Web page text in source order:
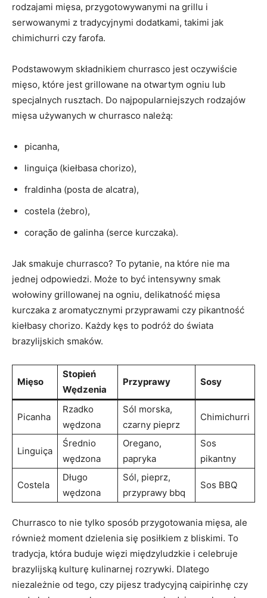
rodzajami mięsa, przygotowywanymi na grillu i‍
serwowanymi‌ z tradycyjnymi dodatkami, takimi jak
chimichurri⁢ czy farofa.
Podstawowym składnikiem churrasco jest oczywiście
mięso, które jest grillowane na otwartym ogniu lub
⁣specjalnych rusztach. Do najpopularniejszych rodzajów
mięsa używanych w churrasco należą:
picanha,
linguiça (kiełbasa chorizo),
fraldinha ‍(posta de‍ alcatra),
costela (żebro),
coração de galinha (serce kurczaka).
Jak smakuje churrasco? To pytanie, na które nie ma
jednej odpowiedzi.​ Może to być intensywny smak
wołowiny⁣ grillowanej‍ na ogniu, delikatność mięsa
kurczaka z aromatycznymi przyprawami ⁣czy pikantność
‍kiełbasy chorizo. ‍Każdy kęs to podróż do świata
brazylijskich smaków.
Mięso
Stopień
Wędzenia
Przyprawy Sosy
Picanha
Rzadko
wędzona
Sól morska,
czarny pieprz
Chimichurri
Linguiça
Średnio
‌wędzona
Oregano,
papryka
Sos
‌pikantny
Costela
Długo
wędzona
Sól, pieprz,
przyprawy bbq
Sos BBQ
Churrasco ⁣to nie tylko sposób przygotowania mięsa, ale
również moment dzielenia się posiłkiem z bliskimi. To⁣
tradycja, która⁣ buduje więzi międzyludzkie i celebruje
brazylijską kulturę‌ kulinarnej ⁢rozrywki. Dlatego
niezależnie⁣ od⁢ tego, czy pijesz tradycyjną caipirinhę czy